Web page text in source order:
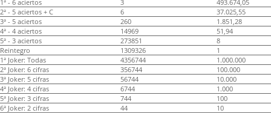
1ª - 6 aciertos
3
493.674,05
2ª - 5 aciertos + C
6
37.025,55
3ª - 5 aciertos
260
1.851,28
4ª - 4 aciertos
14969
51,94
5ª - 3 aciertos
273851
8
Reintegro
1309326
1
1ª Joker: Todas
4356744
1.000.000
2ª Joker: 6 cifras
356744
100.000
3ª Joker: 5 cifras
56744
10.000
4ª Joker: 4 cifras
6744
1.000
5ª Joker: 3 cifras
744
100
6ª Joker: 2 cifras
44 10